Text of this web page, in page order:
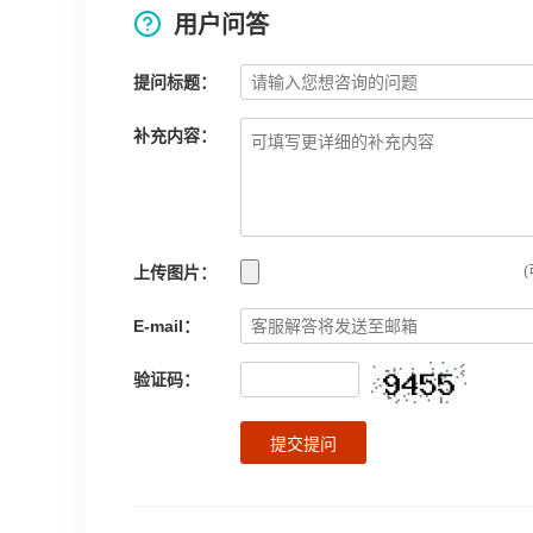
用户问答
提问标题：
补充内容：
上传图片： (
E-mail：
验证码：
提交提问